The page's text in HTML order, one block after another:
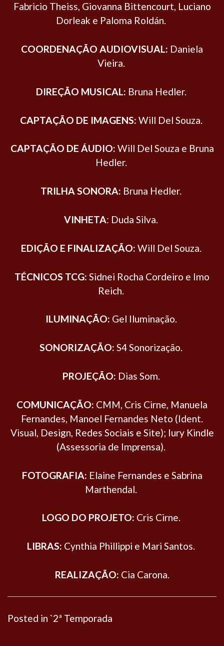
Fabricio Theiss, Giovanna Bittencourt, Luciano
Dorleak e Paloma Roldán.
COORDENAÇÃO AUDIOVISUAL: Daniela
Vieira.
DIREÇÃO MUSICAL: Bruna Hedler.
CAPTAÇÃO DE IMAGENS: Will Del Souza.
CAPTAÇÃO DE ÁUDIO: Will Del Souza e Bruna
Hedler.
TRILHA SONORA: Bruna Hedler.
VINHETA: Duda Silva.
EDIÇÃO E FINALIZAÇÃO: Will Del Souza.
TÉCNICOS TCG: Sidnei Rocha Cordeiro e Imo
Reich.
ILUMINAÇÃO: Gel Iluminação.
SONORIZAÇÃO: S4 Sonorização.
PROJEÇÃO: Dias Som.
COMUNICAÇÃO: CMM, Cris Cirne, Manuela
Fernandes, Manoel Fernandes Neto (Ident.
Visual, Design, Redes Sociais e Site); Iury Kindle
(Assessoria de Imprensa).
FOTOGRAFIA: Elaine Fernandes e Sabrina
Marthendal.
LOGO DO PROJETO: Cris Cirne.
LIBRAS: Cynthia Phillippi e Mari Santos.
REALIZAÇÃO: Cia Carona.
Posted in `2ª Temporada